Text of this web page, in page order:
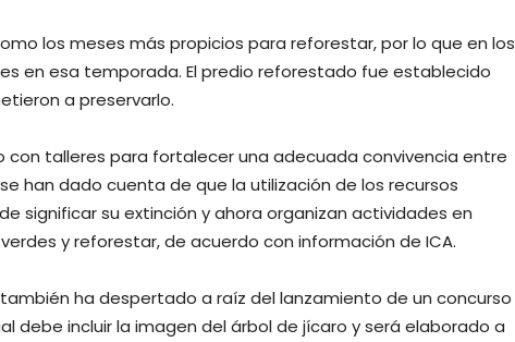
los meses más propicios para reforestar, por lo que en los
en esa temporada. El predio reforestado fue establecido
a preservarlo.
con talleres para fortalecer una adecuada convivencia entre
han dado cuenta de que la utilización de los recursos
significar su extinción y ahora organizan actividades en
y reforestar, de acuerdo con información de ICA.
ha despertado a raíz del lanzamiento de un concurso
debe incluir la imagen del árbol de jícaro y será elaborado a